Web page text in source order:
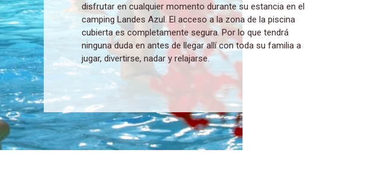
disfrutar en cualquier momento durante su estancia en el
camping Landes Azul. El acceso a la zona de la piscina
cubierta es completamente segura. Por lo que tendr
ninguna duda en antes de llegar allí con toda su familia a
jugar, divertirse, nadar y relajarse.